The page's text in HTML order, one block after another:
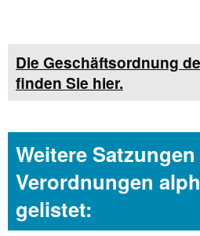
Die Geschäftsordnung
finden Sie hier.
Weitere Satzungen
Verordnungen
gelistet: